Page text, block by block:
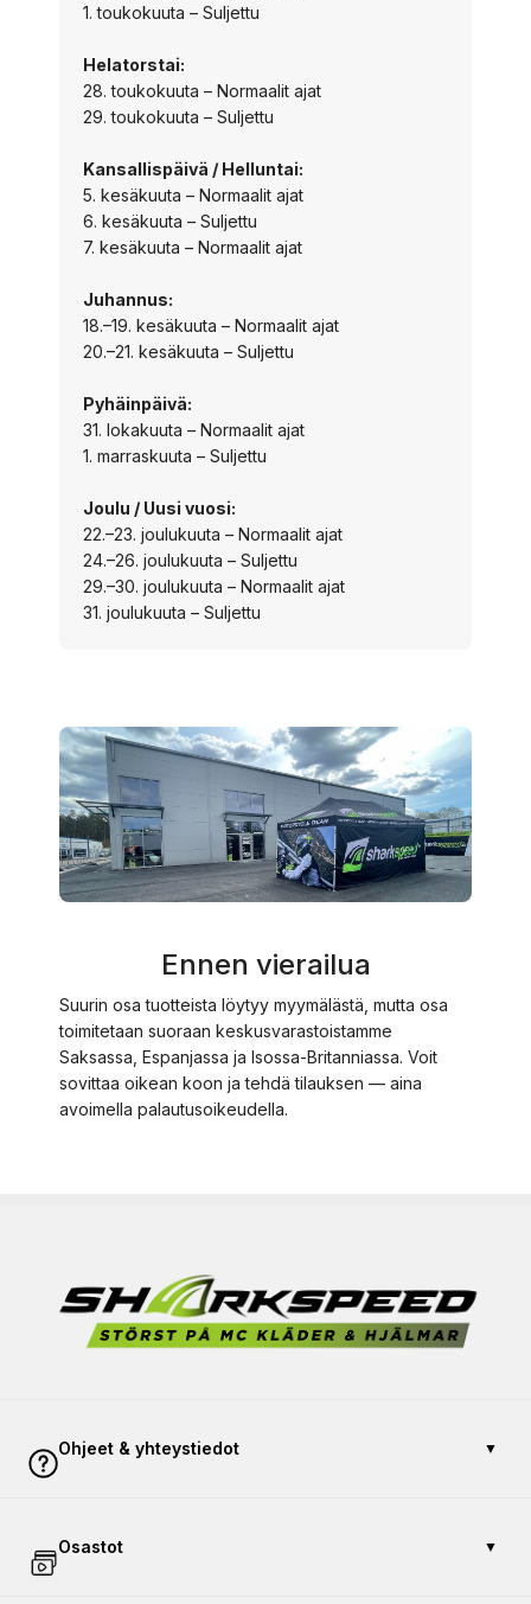
1. toukokuuta – Suljettu
Helatorstai:
28. toukokuuta – Normaalit ajat
29. toukokuuta – Suljettu
Kansallispäivä / Helluntai:
5. kesäkuuta – Normaalit ajat
6. kesäkuuta – Suljettu
7. kesäkuuta – Normaalit ajat
Juhannus:
18.–19. kesäkuuta – Normaalit ajat
20.–21. kesäkuuta – Suljettu
Pyhäinpäivä:
31. lokakuuta – Normaalit ajat
1. marraskuuta – Suljettu
Joulu / Uusi vuosi:
22.–23. joulukuuta – Normaalit ajat
24.–26. joulukuuta – Suljettu
29.–30. joulukuuta – Normaalit ajat
31. joulukuuta – Suljettu
Ennen vierailua
Suurin osa tuotteista löytyy myymälästä, mutta osa
toimitetaan suoraan keskusvarastoistamme
Saksassa, Espanjassa ja Isossa-Britanniassa. Voit
sovittaa oikean koon ja tehdä tilauksen — aina
avoimella palautusoikeudella.
Ohjeet & yhteystiedot ▼
Maksu ja turvallisuus
Osastot ▼